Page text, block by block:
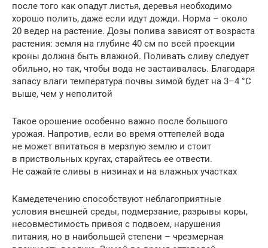
после того как опадут листья, деревья необходимо
хорошо полить, даже если идут дожди. Норма – около
20 ведер на растение. Дозы полива зависят от возраста
растения: земля на глубине 40 см по всей проекции
кроны должна быть влажной. Поливать сливу следует
обильно, но так, чтобы вода не застаивалась. Благодаря
запасу влаги температура почвы зимой будет на 3–4 °С
выше, чем у неполитой
Такое орошение особенно важно после большого
урожая. Напротив, если во время оттепелей вода
не может впитаться в мерзлую землю и стоит
в приствольных кругах, старайтесь ее отвести.
Не сажайте сливы в низинах и на влажных участках
Камедетечению способствуют неблагоприятные
условия внешней среды, подмерзание, разрывы коры,
несовместимость привоя с подвоем, нарушения
питания, но в наибольшей степени – чрезмерная